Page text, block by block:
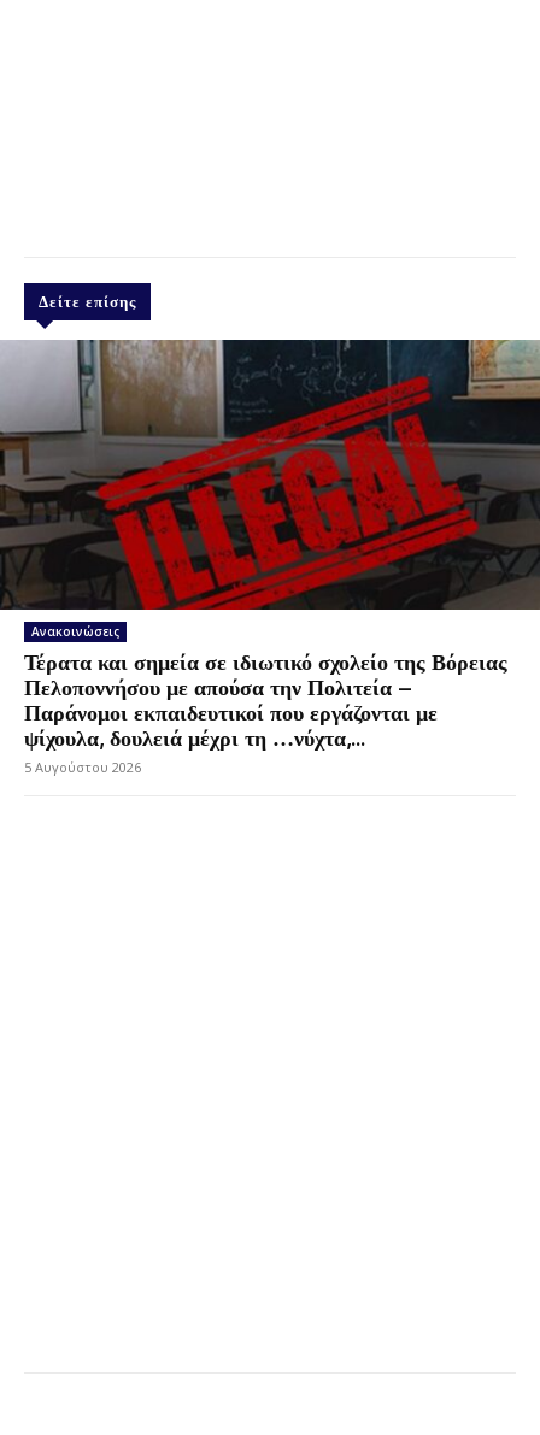
Δείτε επίσης
Ανακοινώσεις
Τέρατα και σημεία σε ιδιωτικό σχολείο της Βόρειας
Πελοποννήσου με απούσα την Πολιτεία –
Παράνομοι εκπαιδευτικοί που εργάζονται με
ψίχουλα, δουλειά μέχρι τη …νύχτα,...
5 Αυγούστου 2026